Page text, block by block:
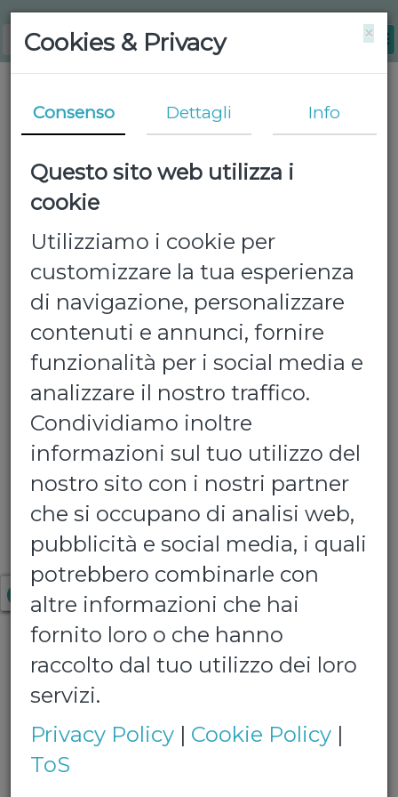
Estathé
Confezione da 12 bottigliette da 0,40
lt
€ 15,00
×
Cookies & Privacy
Consenso Dettagli Info
Questo sito web utilizza i
cookie
Utilizziamo i cookie per
customizzare la tua esperienza
di navigazione, personalizzare
contenuti e annunci, fornire
funzionalità per i social media e
analizzare il nostro traffico.
Condividiamo inoltre
informazioni sul tuo utilizzo del
nostro sito con i nostri partner
che si occupano di analisi web,
pubblicità e social media, i quali
potrebbero combinarle con
altre informazioni che hai
fornito loro o che hanno
raccolto dal tuo utilizzo dei loro
servizi.
Privacy Policy | Cookie Policy |
ToS